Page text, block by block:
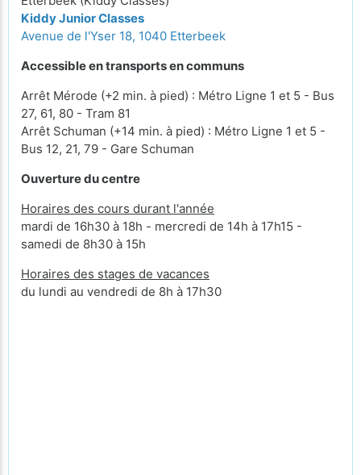
Kiddy Junior Classes
Avenue de l'Yser 18, 1040 Etterbeek
Accessible en transports en communs
Arrêt Mérode (+2 min. à pied) : Métro Ligne 1 et 5 - Bus
27, 61, 80 - Tram 81
Arrêt Schuman (+14 min. à pied) : Métro Ligne 1 et 5 -
Bus 12, 21, 79 - Gare Schuman
Ouverture du centre
Horaires des cours durant l'année
mardi de 16h30 à 18h - mercredi de 14h à 17h15 -
samedi de 8h30 à 15h
Horaires des stages de vacances
du lundi au vendredi de 8h à 17h30